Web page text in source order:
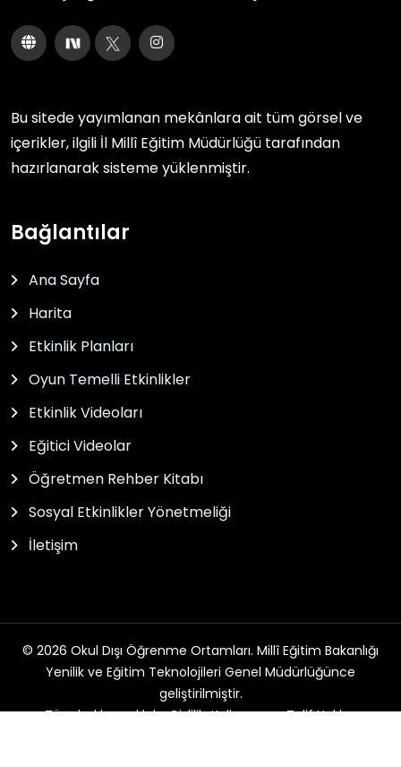
Bu sitede yayımlanan mekânlara ait tüm görsel ve
içerikler, ilgili İl Millî Eğitim Müdürlüğü tarafından
hazırlanarak sisteme yüklenmiştir.
Bağlantılar
Ana Sayfa
Harita
Etkinlik Planları
Oyun Temelli Etkinlikler
Etkinlik Videoları
Eğitici Videolar
Öğretmen Rehber Kitabı
Sosyal Etkinlikler Yönetmeliği
İletişim
© 2026 Okul Dışı Öğrenme Ortamları. Millî Eğitim Bakanlığı
Yenilik ve Eğitim Teknolojileri Genel Müdürlüğünce
geliştirilmiştir.
Tüm hakları saklıdır. Gizlilik, Kullanım ve Telif Hakları